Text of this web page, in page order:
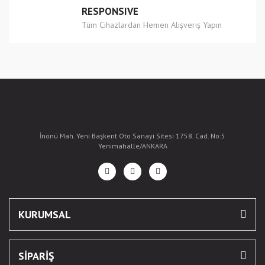
RESPONSIVE
Tüm Cihazlardan Hemen Alışveriş Yapın
İnönü Mah. Yeni Başkent Oto Sanayi Sitesi 1758. Cad. No:5
Yenimahalle/ANKARA
KURUMSAL
SİPARİŞ